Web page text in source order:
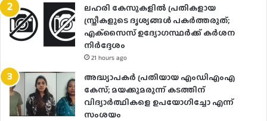
ലഹരി കേസുകളിൽ പ്രതികളായ
സ്ത്രീകളുടെ ദൃശ്യങ്ങൾ പകർത്തരുത്;
എക്‌സൈസ് ഉദ്യോഗസ്ഥർക്ക് കർശന
നിർദ്ദേശം
21 hours ago
അദ്ധ്യാപകർ പ്രതിയായ എംഡിഎംഎ
കേസ്; മയക്കുമരുന്ന് കടത്തിന്
വിദ്യാർത്ഥികളെ ഉപയോ​ഗിച്ചോ എന്ന്
സംശയം